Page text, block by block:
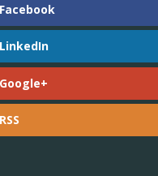
Facebook
LinkedIn
Google+
RSS